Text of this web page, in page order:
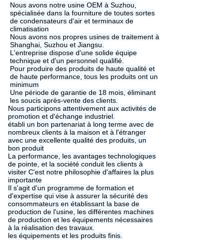
Nous avons notre usine OEM à Suzhou,
spécialisée dans la fourniture de toutes sortes
de condensateurs d'air et terminaux de
climatisation
Nous avons nos propres usines de traitement à
Shanghai, Suzhou et Jiangsu.
L'entreprise dispose d'une solide équipe
technique et d'un personnel qualifié.
Pour produire des produits de haute qualité et
de haute performance, tous les produits ont un
minimum
Une période de garantie de 18 mois, éliminant
les soucis après-vente des clients.
Nous participons attentivement aux activités de
promotion et d'échange industriel.
établi un bon partenariat à long terme avec de
nombreux clients à la maison et à l'étranger
avec une excellente qualité des produits, un
bon produit
La performance, les avantages technologiques
de pointe, et la société conduit les clients à
visiter C'est notre philosophie d'affaires la plus
importante
Il s'agit d'un programme de formation et
d'expertise qui vise à assurer la sécurité des
consommateurs en établissant la base de
production de l'usine, les différentes machines
de production et les équipements nécessaires
à la réalisation des travaux.
les équipements et les produits finis.